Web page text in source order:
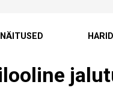
NÄITUSED